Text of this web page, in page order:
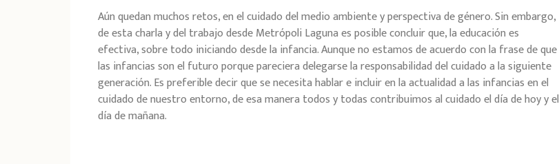
Aún quedan muchos retos, en el cuidado del medio ambiente y perspectiva de género. Sin embargo,
de esta charla y del trabajo desde Metrópoli Laguna es posible concluir que,la educación es
efectiva, sobre todo iniciando desde la infancia. Aunque no estamos de acuerdo con la frase de que
las infancias son el futuro porque pareciera delegarse la responsabilidad del cuidado a la siguiente
generación. Es preferible decir que se necesita hablar e incluir en la actualidad a las infancias en el
cuidado de nuestro entorno, de esa manera todos y todas contribuimos al cuidado el día de hoy y el
día de mañana.